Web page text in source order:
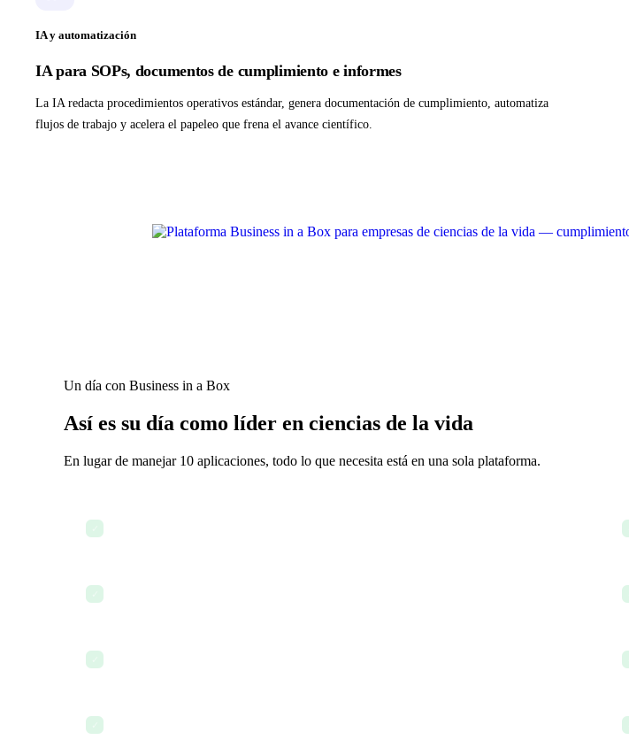
IA y automatización
IA para SOPs, documentos de cumplimiento e informes
La IA redacta procedimientos operativos estándar, genera documentación de cumplimiento, automatiza
flujos de trabajo y acelera el papeleo que frena el avance científico.
Un día con Business in a Box
Así es su día como líder en ciencias de la vida
En lugar de manejar 10 aplicaciones, todo lo que necesita está en una sola plataforma.